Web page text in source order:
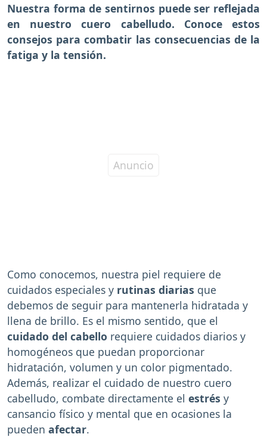
Nuestra forma de sentirnos puede ser reflejada
en nuestro cuero cabelludo. Conoce estos
consejos para combatir las consecuencias de la
fatiga y la tensión.
Como conocemos, nuestra piel requiere de
cuidados especiales y rutinas diarias que
debemos de seguir para mantenerla hidratada y
llena de brillo. Es el mismo sentido, que el
cuidado del cabello requiere cuidados diarios y
homogéneos que puedan proporcionar
hidratación, volumen y un color pigmentado.
Además, realizar el cuidado de nuestro cuero
cabelludo, combate directamente el estrés y
cansancio físico y mental que en ocasiones la
pueden afectar.